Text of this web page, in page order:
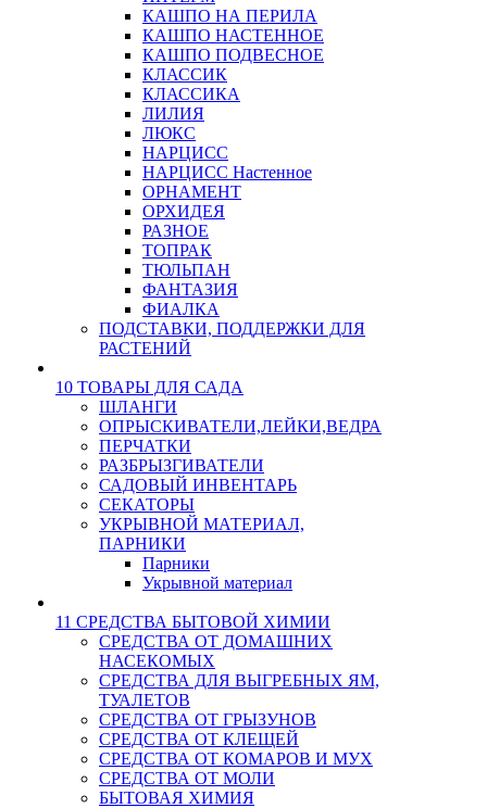
КАШПО НА ПЕРИЛА
КАШПО НАСТЕННОЕ
КАШПО ПОДВЕСНОЕ
КЛАССИК
КЛАССИКА
ЛИЛИЯ
ЛЮКС
НАРЦИСС
НАРЦИСС Настенное
ОРНАМЕНТ
ОРХИДЕЯ
РАЗНОЕ
ТОПРАК
ТЮЛЬПАН
ФАНТАЗИЯ
ФИАЛКА
ПОДСТАВКИ, ПОДДЕРЖКИ ДЛЯ
РАСТЕНИЙ
10 ТОВАРЫ ДЛЯ САДА
ШЛАНГИ
ОПРЫСКИВАТЕЛИ,ЛЕЙКИ,ВЕДРА
ПЕРЧАТКИ
РАЗБРЫЗГИВАТЕЛИ
САДОВЫЙ ИНВЕНТАРЬ
СЕКАТОРЫ
УКРЫВНОЙ МАТЕРИАЛ,
ПАРНИКИ
Парники
Укрывной материал
11 СРЕДСТВА БЫТОВОЙ ХИМИИ
СРЕДСТВА ОТ ДОМАШНИХ
НАСЕКОМЫХ
СРЕДСТВА ДЛЯ ВЫГРЕБНЫХ ЯМ,
ТУАЛЕТОВ
СРЕДСТВА ОТ ГРЫЗУНОВ
СРЕДСТВА ОТ КЛЕЩЕЙ
СРЕДСТВА ОТ КОМАРОВ И МУХ
СРЕДСТВА ОТ МОЛИ
БЫТОВАЯ ХИМИЯ